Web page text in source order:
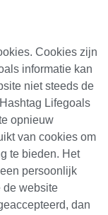
Cookies zijn
informatie kan
niet steeds de
Lifegoals
opnieuw
van cookies om
te bieden. Het
persoonlijk
de website
dan